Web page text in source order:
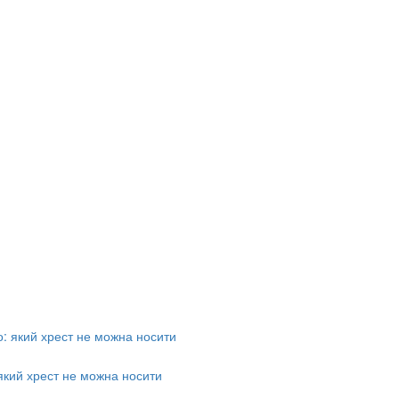
хрест не можна носити